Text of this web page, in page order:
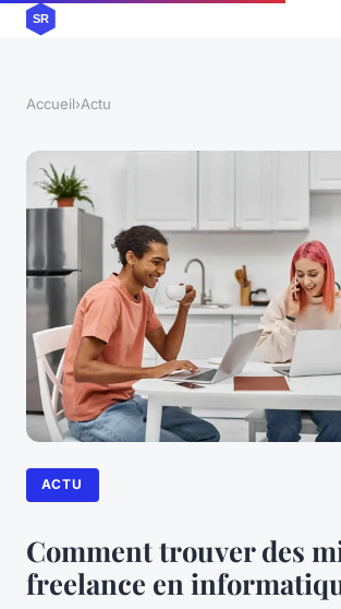
Accueil›Actu
ACTU
Comment trouver des
freelance en